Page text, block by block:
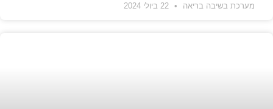
מערכת בשיבה בריאה